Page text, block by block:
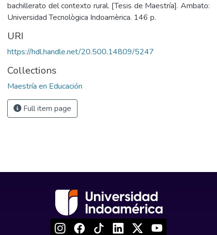
bachillerato del contexto rural. [Tesis de Maestría]. Ambato:
Universidad Tecnològica Indoamèrica. 146 p.
URI
https://hdl.handle.net/20.500.14809/5247
Collections
Maestría en Educación
Full item page